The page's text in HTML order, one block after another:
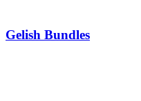
Gelish Bundles